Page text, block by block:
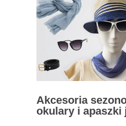
Akcesoria
okulary i apaszki